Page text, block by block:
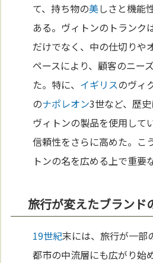
て、持ち物の美しさと機能
ある。ヴィトンのトランク
だけでなく、中の仕切りや
ペースにより、顧客のニー
た。特に、 イギリスのヴィ
のナポレオン3世など、歴
ヴィトンの製品を使用して
信頼性をさらに高めた。こ
トンの名を広める上で重要
旅行が変えたブランド
19世紀末には、旅行が一部
都市の中流層にも広がり始